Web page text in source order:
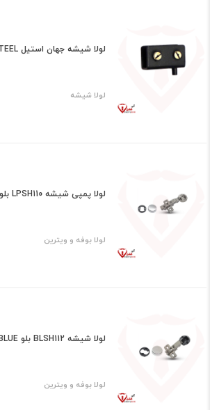
لولا شیشه جهان استیل JAHAN STEEL (عمده)
لولا شیشه
لولا پمپی شیشه LPSH110 بلو BLUE (عمده)
لولا بوفه و ویترین
لولا شیشه BLSH112 بلو BLUE (عمده)
لولا بوفه و ویترین